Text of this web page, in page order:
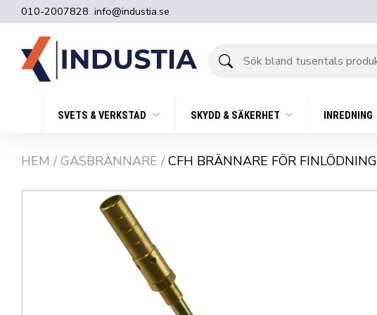
010-2007828 info@industia.se
bland
SVETS & VERKSTAD SKYDD & SÄKERHET INREDNING
HEM / GASBRÄNNARE / CFH BRÄNNARE FÖR FINLÖDNING